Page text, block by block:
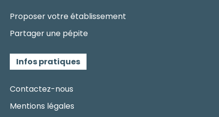
Proposer votre établissement
Partager une pépite
Infos pratiques
Contactez-nous
Mentions légales